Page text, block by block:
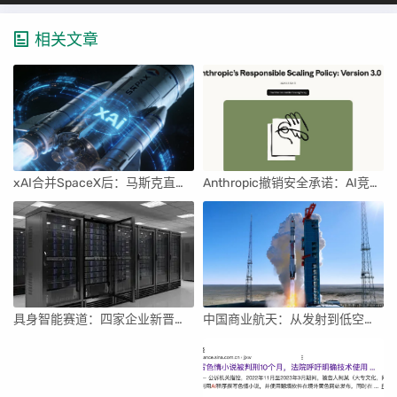
相关文章
xAI合并SpaceX后：马斯克直接介入，团队压力激增 Anthropic撤销安全承诺：AI竞赛中的伦理与商业博弈
具身智能赛道：四家企业新晋独角兽，融资竞速背后 中国商业航天：从发射到低空经济，全面加速